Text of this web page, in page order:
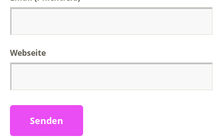
Webseite